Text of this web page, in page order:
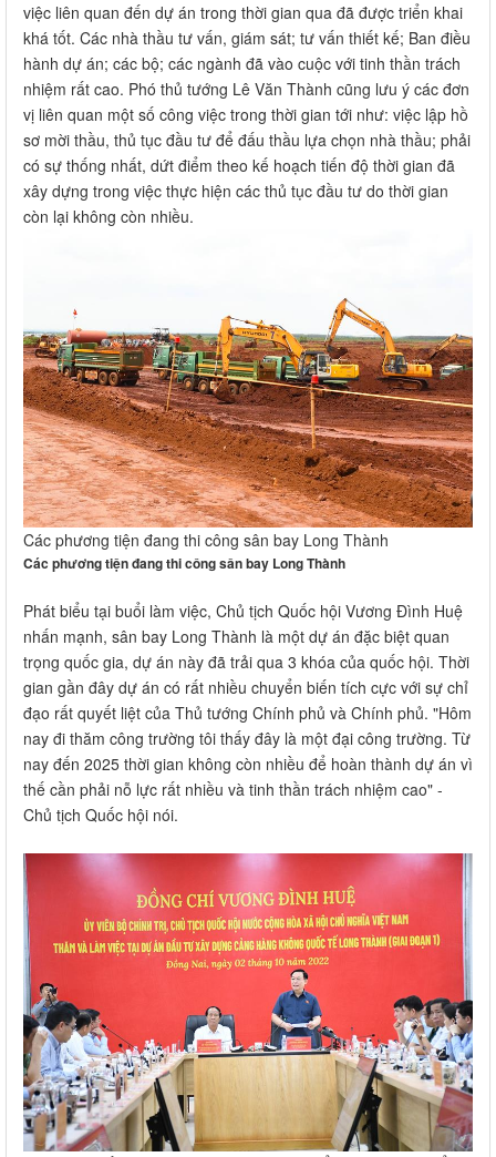
việc liên quan đến dự án trong thời gian qua đã được triển khai
khá tốt. Các nhà thầu tư vấn, giám sát; tư vấn thiết kế; Ban điều
hành dự án; các bộ; các ngành đã vào cuộc với tinh thần trách
nhiệm rất cao. Phó thủ tướng Lê Văn Thành cũng lưu ý các đơn
vị liên quan một số công việc trong thời gian tới như: việc lập hồ
sơ mời thầu, thủ tục đầu tư để đấu thầu lựa chọn nhà thầu; phải
có sự thống nhất, dứt điểm theo kế hoạch tiến độ thời gian đã
xây dựng trong việc thực hiện các thủ tục đầu tư do thời gian
còn lại không còn nhiều.
Các phương tiện đang thi công sân bay Long Thành
Các phương tiện đang thi công sân bay Long Thành
Phát biểu tại buổi làm việc, Chủ tịch Quốc hội Vương Đình Huệ
nhấn mạnh, sân bay Long Thành là một dự án đặc biệt quan
trọng quốc gia, dự án này đã trải qua 3 khóa của quốc hội. Thời
gian gần đây dự án có rất nhiều chuyển biến tích cực với sự chỉ
đạo rất quyết liệt của Thủ tướng Chính phủ và Chính phủ. "Hôm
nay đi thăm công trường tôi thấy đây là một đại công trường. Từ
nay đến 2025 thời gian không còn nhiều để hoàn thành dự án vì
thế cần phải nỗ lực rất nhiều và tinh thần trách nhiệm cao" -
Chủ tịch Quốc hội nói.